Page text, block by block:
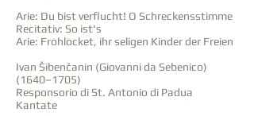
Arie: Du bist verflucht! O Schreckensstimme
Recitativ: So ist's
Arie: Frohlocket, ihr seligen Kinder der Freien
Ivan Šibenčanin (Giovanni da Sebenico)
(1640–1705)
Responsorio di St. Antonio di Padua
Kantate